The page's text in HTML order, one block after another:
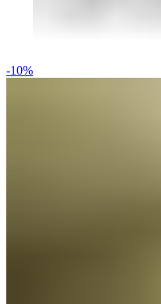
-10%